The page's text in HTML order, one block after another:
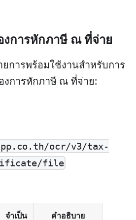
งการหักภาษี ณ ที่จ่าย
ยการพร้อมใช้งานสำหรับการ
งการหักภาษี ณ ที่จ่าย:
ocr/v3/tax-
file
จำเป็น คำอธิบาย